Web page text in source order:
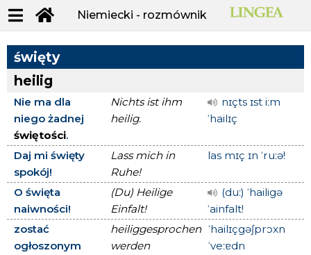
Niemiecki - rozmównik
święty
heilig
Nie ma dla
niego żadnej
świętości.
Nichts ist ihm
heilig.
nɪçts ɪst iːm
ˈhailɪç
Daj mi święty
spokój!
Lass mich in
Ruhe!
las mɪç ɪn ˈruːə!
O święta
naiwności!
(Du) Heilige
Einfalt!
(duː) ˈhailigə
ˈainfalt!
zostać
ogłoszonym
heiliggesprochen
werden
ˈhailɪçgəʃprɔxn
ˈveːɐdn